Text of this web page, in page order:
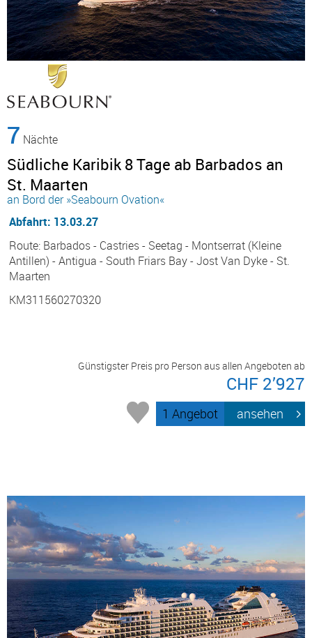
7 Nächte
Südliche Karibik 8 Tage ab Barbados an
St. Maarten
an Bord der »Seabourn Ovation«
Abfahrt: 13.03.27
Route: Barbados - Castries - Seetag - Montserrat (Kleine
Antillen) - Antigua - South Friars Bay - Jost Van Dyke - St.
Maarten
KM311560270320
Günstigster Preis pro Person aus allen Angeboten ab
CHF 2’927
1 Angebot ansehen